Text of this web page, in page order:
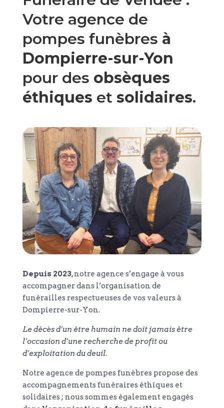
Votre agence de
pompes funèbres à
Dompierre-sur-Yon
pour des obsèques
éthiques et solidaires.
Depuis 2023, notre agence s’engage à vous
accompagner dans l’organisation de
funérailles respectueuses de vos valeurs à
Dompierre-sur-Yon.
Le décès d’un être humain ne doit jamais être
l’occasion d’une recherche de profit ou
d’exploitation du deuil.
Notre agence de pompes funèbres propose des
accompagnements funéraires éthiques et
solidaires ; nous sommes également engagés